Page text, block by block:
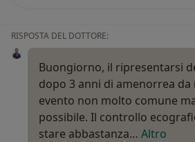
RISPOSTA DEL DOTTORE:
Buongiorno, il ripresentarsi
dopo 3 anni di amenorrea da
evento non molto comune
possibile. Il controllo
stare abbastanza… Altro